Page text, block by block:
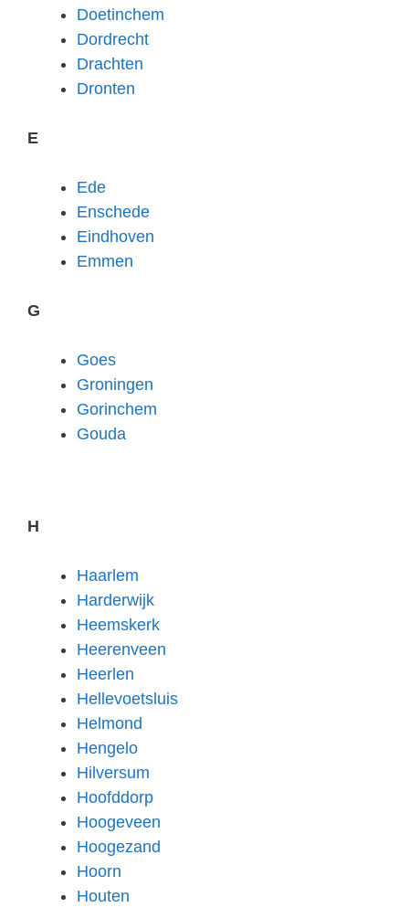
Doetinchem
Dordrecht
Drachten
Dronten
E
Ede
Enschede
Eindhoven
Emmen
G
Goes
Groningen
Gorinchem
Gouda
H
Haarlem
Harderwijk
Heemskerk
Heerenveen
Heerlen
Hellevoetsluis
Helmond
Hengelo
Hilversum
Hoofddorp
Hoogeveen
Hoogezand
Hoorn
Houten